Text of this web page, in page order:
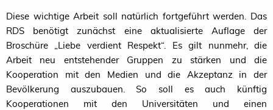
Diese wichtige Arbeit soll natürlich fortgeführt werden. Das
RDS benötigt zunächst eine aktualisierte Auflage der
Broschüre „Liebe verdient Respekt“. Es gilt nunmehr, die
Arbeit neu entstehender Gruppen zu stärken und die
Kooperation mit den Medien und die Akzeptanz in der
Bevölkerung auszubauen. So soll es auch künftig
Kooperationen mit den Universitäten und einen